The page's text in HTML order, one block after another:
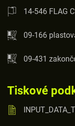
14-546 FLAG
09-166
09-431
Tiskové